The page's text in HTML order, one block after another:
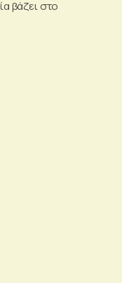
βάζει στο